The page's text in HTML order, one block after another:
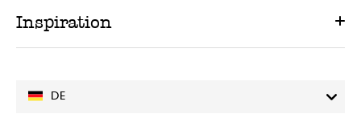
DE
Inspiration